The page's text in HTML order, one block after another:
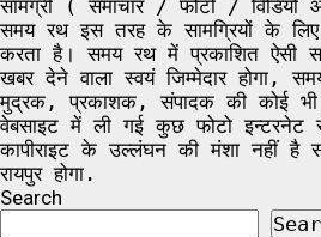
सामग्री ( समाचार / फोटो / विडियो
समय रथ इस तरह के सामग्रियों के लिए
करता है। समय रथ में प्रकाशित ऐसी
खबर देने वाला स्वयं जिम्मेदार होगा,
मुद्रक, प्रकाशक, संपादक की कोई भी
वेबसाइट में ली गई कुछ फोटो इन्टरनेट
कापीराइट के उल्लंघन की मंशा नहीं है
रायपुर होगा.
Search